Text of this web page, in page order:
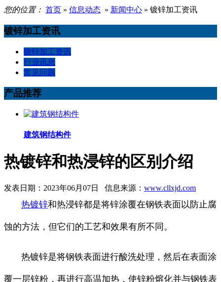
您的位置： 首页 » 信息动态 » 新闻中心 » 镀锌加工资讯
镀锌加工资讯
镀锌加工资讯
行业讯息
常见问题
产品推荐
建筑钢结构件
热镀锌和热浸锌的区别介绍
发表日期：2023年06月07日 信息来源： www.cllxjd.com
热镀锌和热浸锌都是将锌涂覆在钢铁表面以防止腐
蚀的方法，但它们的工艺和效果有所不同。
热镀锌是将钢铁表面进行酸洗处理，然后在表面涂
覆一层锌粉，再进行高温加热，使锌粉熔化并与钢铁表